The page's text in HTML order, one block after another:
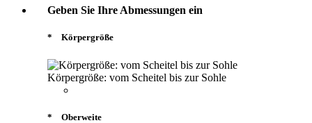
Geben Sie Ihre Abmessungen ein
* Körpergröße
Körpergröße: vom Scheitel bis zur Sohle
* Oberweite